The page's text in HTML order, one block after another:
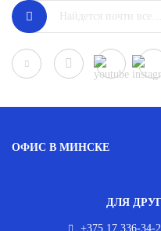
ОФИС В МИНСКЕ
ДЛЯ
+375 17 336-34-